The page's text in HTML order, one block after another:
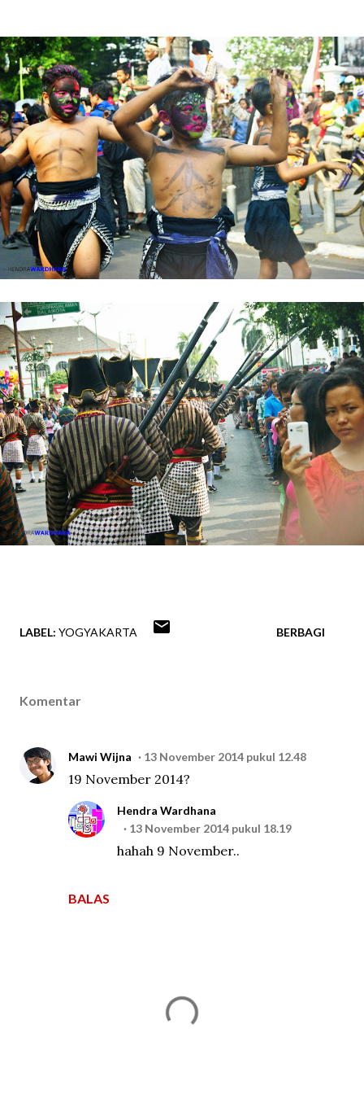
LABEL: YOGYAKARTA BERBAGI
Komentar
Mawi Wijna 13 November 2014 pukul 12.48
19 November 2014?
BALAS
Hendra Wardhana
13 November 2014 pukul 18.19
hahah 9 November..